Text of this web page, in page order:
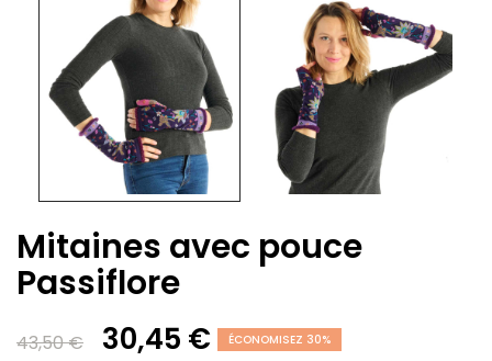
Mitaines avec pouce
Passiflore
43,50 € 30,45 € ÉCONOMISEZ 30%